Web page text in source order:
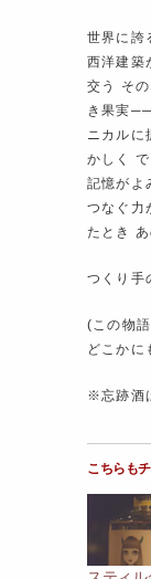
世界に誇
西洋建築
交う そ
き果実
ニカルに
かしく
記憶がよ
つなぐ力
たとき
つくり手
(この物
どこかに
※忘跡酒
こちらも